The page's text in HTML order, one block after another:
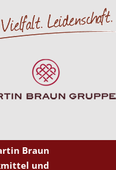
Braun
und